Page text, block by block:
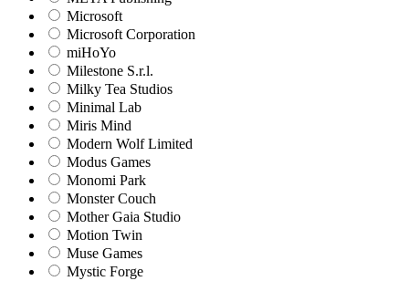
Microsoft
Microsoft Corporation‬
miHoYo
Milestone S.r.l.
Milky Tea Studios
Minimal Lab
Miris Mind
Modern Wolf Limited
Modus Games
Monomi Park
Monster Couch
Mother Gaia Studio
Motion Twin
Muse Games
Mystic Forge